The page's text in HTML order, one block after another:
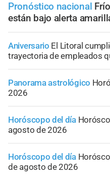
Pronóstico nacional
están bajo alerta
Aniversario El Litoral
trayectoria de empleados
Panorama astrológico
2026
Horóscopo del día
agosto de 2026
Horóscopo del día
de agosto de 2026